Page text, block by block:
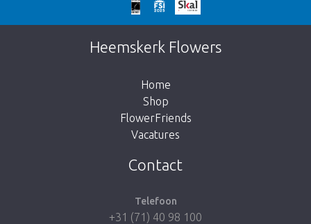
Te laat!
Dit artikel is helaas uitverkocht. Klik op de
knop hieronder om terug te gaan naar de
Breng me naar de shop
Heemskerk Flowers
Home
Shop
FlowerFriends
Vacatures
Contact
Telefoon
+31 (71) 40 98 100